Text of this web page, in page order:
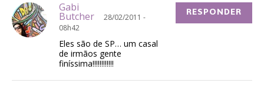
Gabi
Butcher
28/02/2011 -
08h42
Eles são de SP… um casal
de irmãos gente
finíssima!!!!!!!!!!!!
RESPONDER